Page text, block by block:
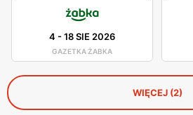
4 -18 SIE 2026
GAZETKA ŻABKA
WIĘCEJ (2)